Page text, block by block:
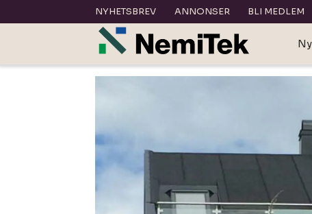
NYHETSBREV ANNONSER BLI MEDLEM